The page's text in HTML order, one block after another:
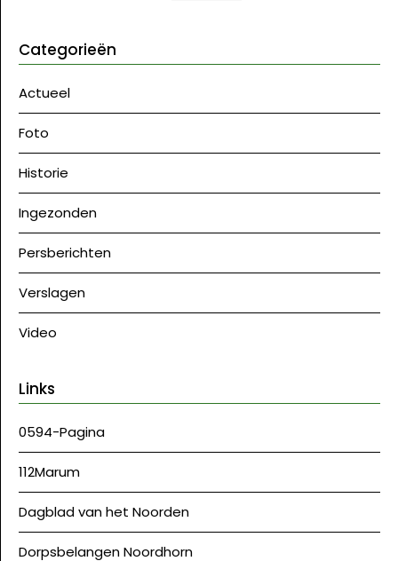
Categorieën
Actueel
Foto
Historie
Ingezonden
Persberichten
Verslagen
Video
Links
0594-Pagina
112Marum
Dagblad van het Noorden
Dorpsbelangen Noordhorn